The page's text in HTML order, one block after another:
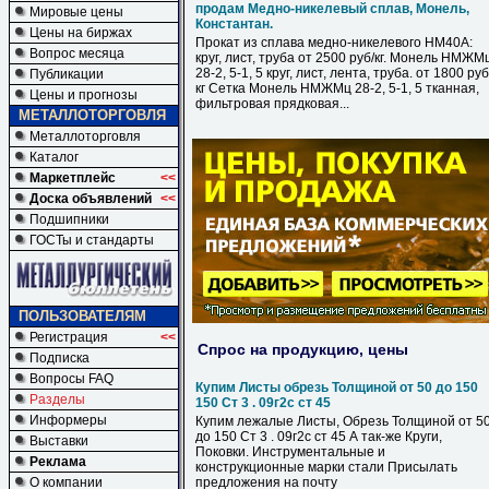
Мировые цены
Цены на биржах
Вопрос месяца
Публикации
Цены и прогнозы
МЕТАЛЛОТОРГОВЛЯ
Металлоторговля
Каталог
Маркетплейс
<<
Доска объявлений <<
Подшипники
ГОСТы и стандарты
ПОЛЬЗОВАТЕЛЯМ
Регистрация
<<
Подписка
Вопросы FAQ
Разделы
Информеры
Выставки
Реклама
О компании
продам Медно-никелевый сплав, Монель,
Константан.
Прокат из сплава медно-никелевого НМ40А:
круг, лист, труба от 2500 руб/кг. Монель
28-2, 5-1, 5 круг, лист, лента, труба. от 1800
кг Сетка Монель НМЖМц 28-2, 5-1, 5 тканная,
фильтровая прядковая...
Спрос на продукцию, цены
Купим Листы обрезь Толщиной от 50 до 150
150 Ст 3 . 09г2с ст 45
Купим лежалые Листы, Обрезь Толщиной от
до 150 Ст 3 . 09г2с ст 45 А так-же Круги,
Поковки. Инструментальные и
конструкционные марки стали Присылать
предложения на почту